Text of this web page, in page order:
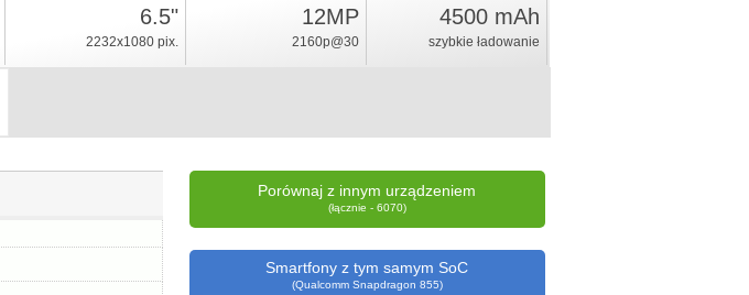
6.5"
2232x1080 pix.
12MP
2160p@30
4500 mAh
szybkie ładowanie
Porównaj z innym urządzeniem
(łącznie - 6070)
Smartfony z tym samym SoC
(Qualcomm Snapdragon 855)